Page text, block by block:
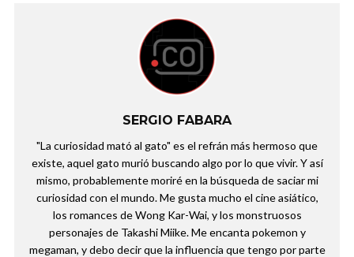
SERGIO FABARA
"La curiosidad mató al gato" es el refrán más hermoso que
existe, aquel gato murió buscando algo por lo que vivir. Y así
mismo, probablemente moriré en la búsqueda de saciar mi
curiosidad con el mundo. Me gusta mucho el cine asiático,
los romances de Wong Kar-Wai, y los monstruosos
personajes de Takashi Miike. Me encanta pokemon y
megaman, y debo decir que la influencia que tengo por parte